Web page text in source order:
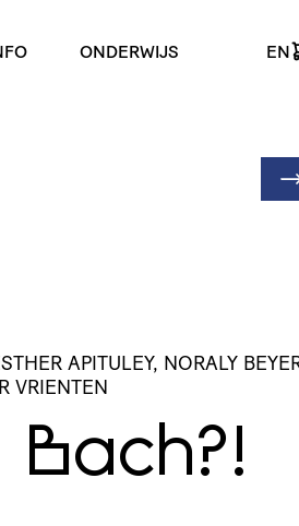
ONDERWIJS EN
APITULEY, NORALY
VRIENTEN
Bach?!